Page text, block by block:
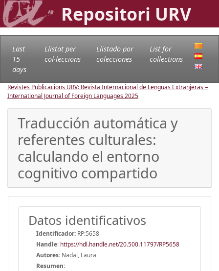
Repositori URV
Last
15
days
Llistat per
col·leccions
Llistado por
colecciones
List for
collections
Revistes Publicacions URV: Revista Internacional de Lenguas Extranjeras =
International Journal of Foreign Languages2025
Traducción automática y
referentes culturales:
calculando el entorno
cognitivo compartido
Datos identificativos
Identificador: RP:5658
Handle: https://hdl.handle.net/20.500.11797/RP5658
Autores: Nadal, Laura
Resumen: